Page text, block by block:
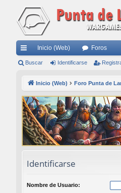
nl
rá
pi
do
Inicio (Web) Foros
Buscar Identificarse
Inicio (Web) Foro Punta de
Identificarse
Nombre de Usuario: